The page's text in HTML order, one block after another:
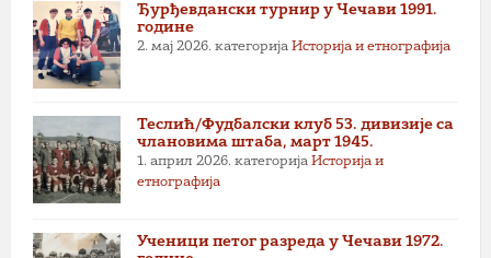
Ђурђевдански турнир у Чечави 1991.
године
2. мај 2026. категорија Историја и етнографија
Теслић/Фудбалски клуб 53. дивизије са
члановима штаба, март 1945.
1. април 2026. категорија Историја и
етнографија
Ученици петог разреда у Чечави 1972.